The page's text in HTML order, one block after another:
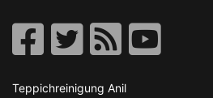
Teppichreinigung Anil